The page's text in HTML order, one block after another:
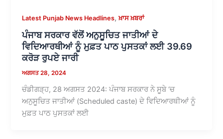
Latest Punjab News Headlines,ਖ਼ਾਸ ਖ਼ਬਰਾਂ
ਪੰਜਾਬ ਸਰਕਾਰ ਵੱਲੋਂ ਅਨੁਸੂਚਿਤ ਜਾਤੀਆਂ ਦੇ
ਵਿਦਿਆਰਥੀਆਂ ਨੂੰ ਮੁਫ਼ਤ ਪਾਠ ਪੁਸਤਕਾਂ ਲਈ 39.69
ਕਰੋੜ ਰੁਪਏ ਜਾਰੀ
ਅਗਸਤ 28, 2024
ਚੰਡੀਗੜ੍ਹ, 28 ਅਗਸਤ 2024: ਪੰਜਾਬ ਸਰਕਾਰ ਨੇ ਸੂਬੇ ‘ਚ
ਅਨੁਸੂਚਿਤ ਜਾਤੀਆਂ (Scheduled caste) ਦੇ ਵਿਦਿਆਰਥੀਆਂ ਨੂੰ
ਮੁਫ਼ਤ ਪਾਠ ਪੁਸਤਕਾਂ ਲਈ